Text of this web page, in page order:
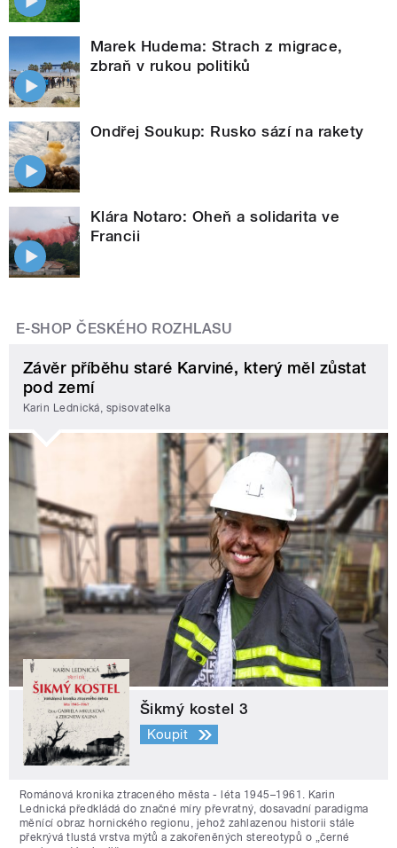
Marek Hudema: Strach z migrace,
zbraň v rukou politiků
Ondřej Soukup: Rusko sází na rakety
Klára Notaro: Oheň a solidarita ve
Francii
E-SHOP ČESKÉHO ROZHLASU
Závěr příběhu staré Karviné, který měl zůstat
pod zemí
Karin Lednická, spisovatelka
Šikmý kostel 3
Koupit
Románová kronika ztraceného města - léta 1945–1961. Karin
Lednická předkládá do značné míry převratný, dosavadní paradigma
měnící obraz hornického regionu, jehož zahlazenou historii stále
překrývá tlustá vrstva mýtů a zakořeněných stereotypů o „černé